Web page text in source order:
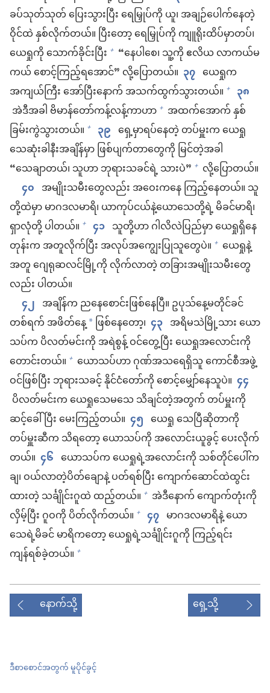
ခပ်သုတ်သုတ် ပြေးသွားပြီး ရေမြှုပ်ကို ယူ၊ အချဉ်ပေါက်နေတဲ့
ဝိုင်ထဲ နှစ်လိုက်တယ်။ ပြီးတော့ ရေမြှုပ်ကို ကျူရိုးထိပ်မှာတပ်၊
ယေရှုကို သောက်ခိုင်းပြီး + “နေပါစေ၊ သူ့ကို ဧလိယ လာကယ်မ
ကယ် စောင့်ကြည့်ရအောင်” လို့ပြောတယ်။ ၃၇ ယေရှုက
အကျယ်ကြီး အော်ပြီးနောက် အသက်ထွက်သွားတယ်။ + ၃၈
အဲဒီအခါ ဗိမာန်တော်ကန့်လန့်ကာဟာ + အထက်အောက် နှစ်
ခြမ်းကွဲသွားတယ်။ + ၃၉ ရှေ့မှာရပ်နေတဲ့ တပ်မှူးက ယေရှု
သေဆုံးခါနီးအချိန်မှာ ဖြစ်ပျက်တာတွေကို မြင်တဲ့အခါ
“သေချာတယ်၊ သူဟာ ဘုရားသခင်ရဲ့ သားပဲ” + လို့ပြောတယ်။
၄၀ အမျိုးသမီးတွေလည်း အဝေးကနေ ကြည့်နေတယ်။ သူ
တို့ထဲမှာ မာဂဒလမာရိ၊ ယာကုပ်ငယ်နဲ့ယောသေတို့ရဲ့ မိခင်မာရိ၊
ရှာလုံတို့ ပါတယ်။ + ၄၁ သူတို့ဟာ ဂါလိလဲပြည်မှာ ယေရှုရှိနေ
တုန်းက အတူလိုက်ပြီး အလုပ်အကျွေးပြုသူတွေပဲ။ + ယေရှုနဲ့
အတူ ဂျေရုဆလင်မြို့ကို လိုက်လာတဲ့ တခြားအမျိုးသမီးတွေ
လည်း ပါတယ်။
၄၂ အချိန်က ညနေစောင်းဖြစ်နေပြီ။ ဥပုသ်နေ့မတိုင်ခင်
တစ်ရက် အဖိတ်နေ့ * ဖြစ်နေတော့၊ ၄၃ အရိမသဲမြို့သား ယော
သပ်က ပိလတ်မင်းကို အရဲစွန့် ဝင်တွေ့ပြီး ယေရှုအလောင်းကို
တောင်းတယ်။ + ယောသပ်ဟာ ဂုဏ်အသရေရှိသူ ကောင်စီအဖွဲ့
ဝင်ဖြစ်ပြီး ဘုရားသခင့် နိုင်ငံတော်ကို စောင့်မျှော်နေသူပဲ။ ၄၄
ပိလတ်မင်းက ယေရှုသေမသေ သိချင်တဲ့အတွက် တပ်မှူးကို
ဆင့်ခေါ်ပြီး မေးကြည့်တယ်။ ၄၅ ယေရှု သေပြီဆိုတာကို
တပ်မှူးဆီက သိရတော့ ယောသပ်ကို အလောင်းယူခွင့် ပေးလိုက်
တယ်။ ၄၆ ယောသပ်က ယေရှုရဲ့အလောင်းကို သစ်တိုင်ပေါ်က
ချ၊ ဝယ်လာတဲ့ပိတ်ချောနဲ့ ပတ်ရစ်ပြီး ကျောက်ဆောင်ထဲထွင်း
ထားတဲ့ သင်္ချိုင်းဂူထဲ ထည့်တယ်။ + အဲဒီနောက် ကျောက်တုံးကို
လှိမ့်ပြီး ဂူဝကို ပိတ်လိုက်တယ်။ + ၄၇ မာဂဒလမာရိနဲ့ ယော
သေရဲ့မိခင် မာရိကတော့ ယေရှုရဲ့သင်္ချိုင်းဂူကို ကြည့်ရင်း
ကျန်ရစ်ခဲ့တယ်။ +
နောက်သို့ ရှေ့သို့
ဒီစာစောင်အတွက် မူပိုင်ခွင့်